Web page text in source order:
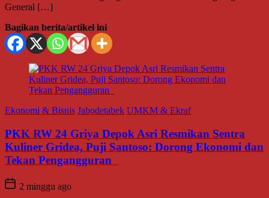
General […]
Bagikan berita/artikel ini
Ekonomi & Bisnis Jabodetabek UMKM & Ekraf
PKK RW 24 Griya Depok Asri Resmikan Sentra
Kuliner Gridea, Puji Santoso: Dorong Ekonomi dan
Tekan Pengangguran
2 minggu ago